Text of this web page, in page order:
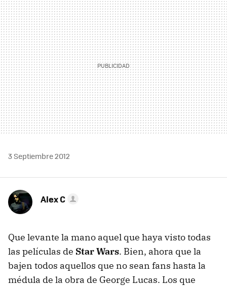
MAIL
3 Septiembre 2012
Alex C
Que levante la mano aquel que haya visto todas
las películas de Star Wars. Bien, ahora que la
bajen todos aquellos que no sean fans hasta la
médula de la obra de George Lucas. Los que